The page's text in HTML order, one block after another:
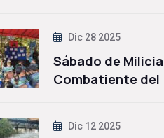
Dic 28 2025
Sábado de
Combatiente del
Dic 12 2025